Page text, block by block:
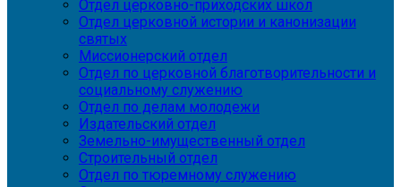
Отдел церковно-приходских школ
Отдел церковной истории и канонизации
святых
Миссионерский отдел
Отдел по церковной благотворительности и
социальному служению
Отдел по делам молодежи
Издательский отдел
Земельно-имущественный отдел
Строительный отдел
Отдел по тюремному служению